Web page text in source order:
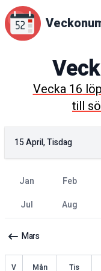
Vecka16
till
15 April, Tisdag
jan feb
jul
aug
Mars
Vecka Mån Tis